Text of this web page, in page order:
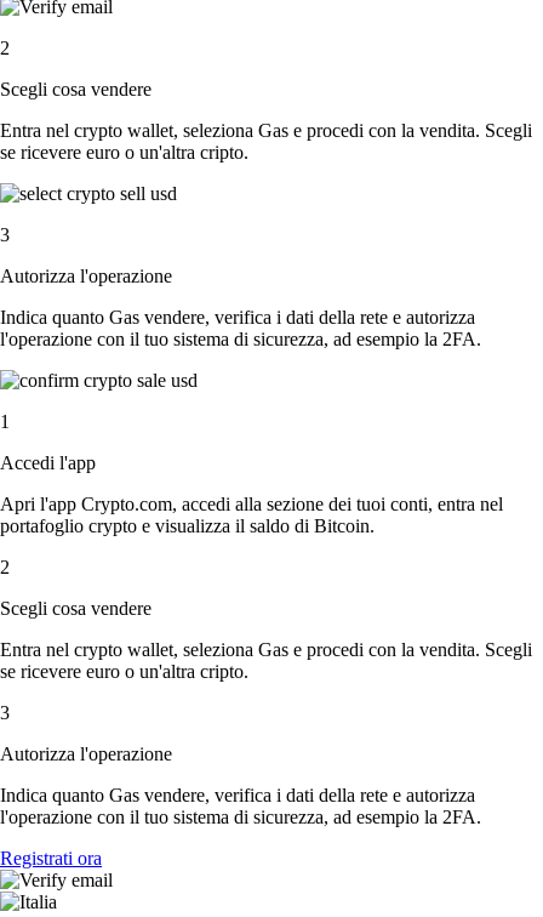
2
Scegli cosa vendere
Entra nel crypto wallet, seleziona Gas e procedi con la vendita. Scegli
se ricevere euro o un'altra cripto.
3
Autorizza l'operazione
Indica quanto Gas vendere, verifica i dati della rete e autorizza
l'operazione con il tuo sistema di sicurezza, ad esempio la 2FA.
1
Accedi l'app
Apri l'app Crypto.com, accedi alla sezione dei tuoi conti, entra nel
portafoglio crypto e visualizza il saldo di Bitcoin.
2
Scegli cosa vendere
Entra nel crypto wallet, seleziona Gas e procedi con la vendita. Scegli
se ricevere euro o un'altra cripto.
3
Autorizza l'operazione
Indica quanto Gas vendere, verifica i dati della rete e autorizza
l'operazione con il tuo sistema di sicurezza, ad esempio la 2FA.
Registrati ora